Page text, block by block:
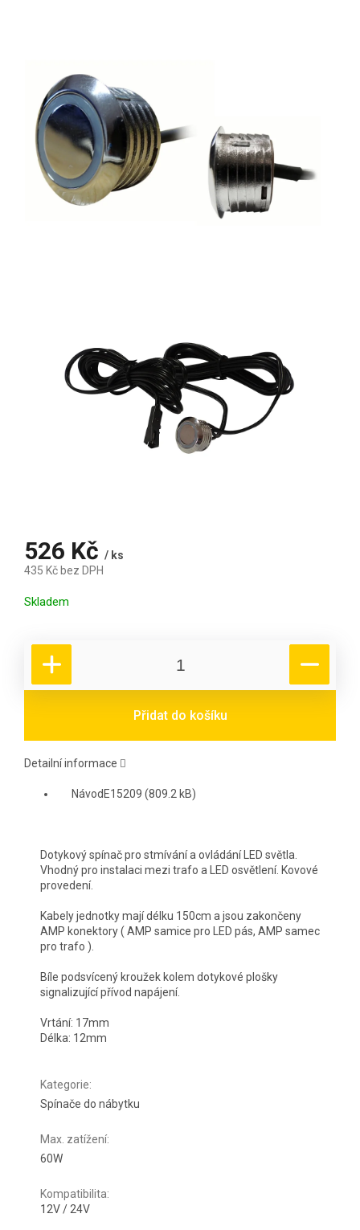
526 Kč / ks
435 Kč bez DPH
Skladem
Přidat do košíku
Detailní informace
NávodE15209 (809.2 kB)
Dotykový spínač pro stmívání a ovládání LED světla.
Vhodný pro instalaci mezi trafo a LED osvětlení. Kovové
provedení.
Kabely jednotky mají délku 150cm a jsou zakončeny
AMP konektory ( AMP samice pro LED pás, AMP samec
pro trafo ).
Bíle podsvícený kroužek kolem dotykové plošky
signalizující přívod napájení.
Vrtání: 17mm
Délka: 12mm
Kategorie:
Spínače do nábytku
Max. zatížení:
60W
Kompatibilita:
12V / 24V